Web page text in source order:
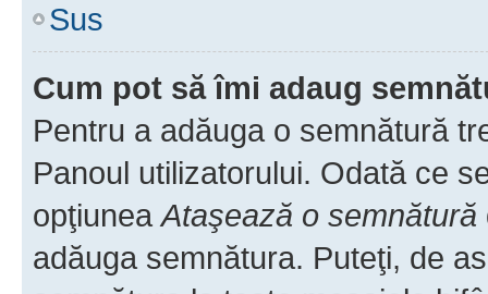
Sus
Cum pot să îmi adaug
Pentru a adăuga o semnătură
Panoul utilizatorului. Odată ce
opţiuneaAtaşează o semnătură
adăuga semnătura. Puteţi, de